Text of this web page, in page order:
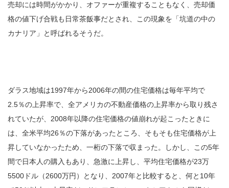
売却には時間がかかり、オファーが重複することもなく、売却価
格の値下げ合戦も日常茶飯事だとされ、この現象を「坑道の中の
カナリア」と呼ばれるそうだ。
ダラス地域は1997年から2006年の間の住宅価格は毎年平均で
2.5％の上昇率で、全アメリカの不動産価格の上昇率から取り残さ
れていたが、2008年以降の住宅価格の値崩れが起こったときに
は、全米平均26％の下落があったところ、そもそも住宅価格が上
昇していなかったため、一桁の下落で収まった。しかし、この5年
間で日本人の購入もあり、急激に上昇し、平均住宅価格が23万
5500ドル（2600万円）となり、2007年と比較すると、何と10年